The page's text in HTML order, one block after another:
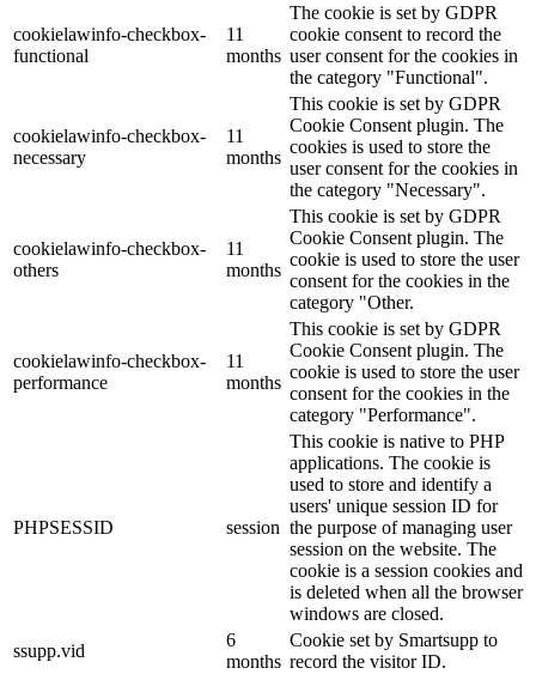
cookielawinfo-checkbox-
functional
11
months
The cookie is set by GDPR
cookie consent to record the
user consent for the cookies in
the category "Functional".
cookielawinfo-checkbox-
necessary
11
months
This cookie is set by GDPR
Cookie Consent plugin. The
cookies is used to store the
user consent for the cookies in
the category "Necessary".
cookielawinfo-checkbox-
others
11
months
This cookie is set by GDPR
Cookie Consent plugin. The
cookie is used to store the user
consent for the cookies in the
category "Other.
cookielawinfo-checkbox-
performance
11
months
This cookie is set by GDPR
Cookie Consent plugin. The
cookie is used to store the user
consent for the cookies in the
category "Performance".
PHPSESSID session
This cookie is native to PHP
applications. The cookie is
used to store and identify a
users' unique session ID for
the purpose of managing user
session on the website. The
cookie is a session cookies and
is deleted when all the browser
windows are closed.
ssupp.vid
6
months
Cookie set by Smartsupp to
record the visitor ID.